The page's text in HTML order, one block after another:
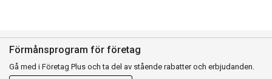
Förmånsprogram för företag
Gå med i Företag Plus och ta del av stående rabatter och erbjudanden.